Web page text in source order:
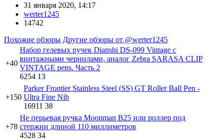
31 января 2020, 14:17
werter1245
14742
Похожие обзоры Другие обзоры от @werter1245
+40
Набор гелевых ручек Dianshi DS-099 Vintage с
винтажными чернилами, аналог Zebra SARASA CLIP
VINTAGE pens. Часть 2
6254 13
+150
Parker Frontier Stainless Steel (SS) GT Roller Ball Pen -
Ultra Fine Nib
16911 38
+78
Не перьевая ручка Moonman B25 или роллер под
стержни длиной 110 миллиметров
4528 34